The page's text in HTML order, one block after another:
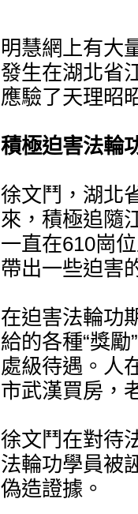
明慧網上有大
發生在湖北省
應驗了天理昭
積極迫害法輪
徐文鬥，湖北
來，積極追隨
一直在610崗
帶出一些迫害
在迫害法輪功
給的各種“獎
處級待遇。人
市武漢買房，
徐文鬥在對待
法輪功學員被
偽造證據。